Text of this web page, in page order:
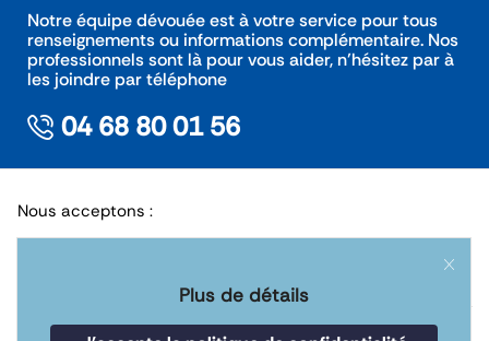
Plus de détails
Notre équipe dévouée est à votre service pour tous
renseignements ou informations complémentaire. Nos
professionnels sont là pour vous aider, n’hésitez par à
les joindre par téléphone
04 68 80 01 56
Nous acceptons :
Suivez-nous: